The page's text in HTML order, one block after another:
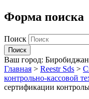
Форма поиска
Поиск
Ваш город: Биробиджан
Главная > Reestr Sds >
контрольно-кассовой
сертификации